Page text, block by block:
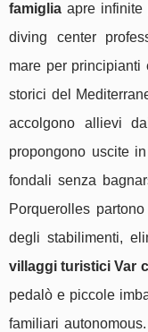
famiglia apre infinite
diving center
mare per principianti
storici del
accolgono allievi
propongono uscite
fondali senza
Porquerolles
degli stabilimenti,
villaggi turistici Var
pedalò e piccole
familiari